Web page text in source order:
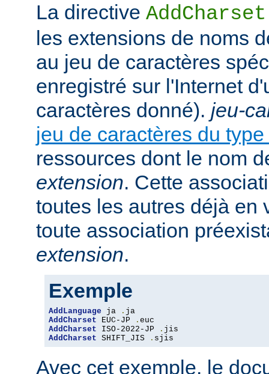
La directive AddCharset
les extensions de noms
au jeu de caractères
enregistré sur l'Internet
caractères donné). jeu-
jeu de caractères du
ressources dont le nom
extension. Cette
toutes les autres déjà en
toute association
extension.
Exemple
AddLanguage ja .
AddCharset EUC-JP .
AddCharset ISO-2022-JP .
AddCharset SHIFT_JIS . sjis
Avec cet exemple, le